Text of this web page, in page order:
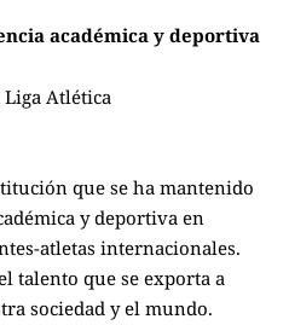
académica y deportiva
Atlética
que se ha mantenido
y deportiva en
atletas internacionales.
talento que se exporta a
sociedad y el mundo.